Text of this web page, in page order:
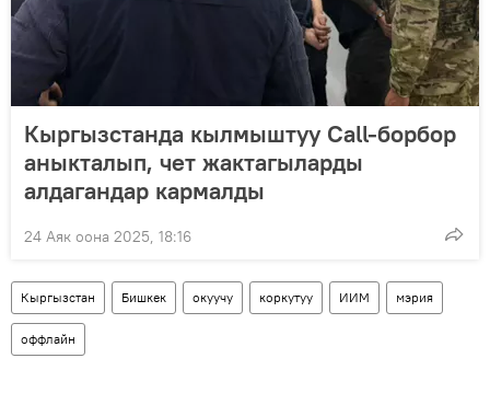
Кыргызстанда кылмыштуу Call-борбор
аныкталып, чет жактагыларды
алдагандар кармалды
24 Аяк оона 2025, 18:16
Кыргызстан Бишкек окуучу коркутуу ИИМ мэрия
оффлайн